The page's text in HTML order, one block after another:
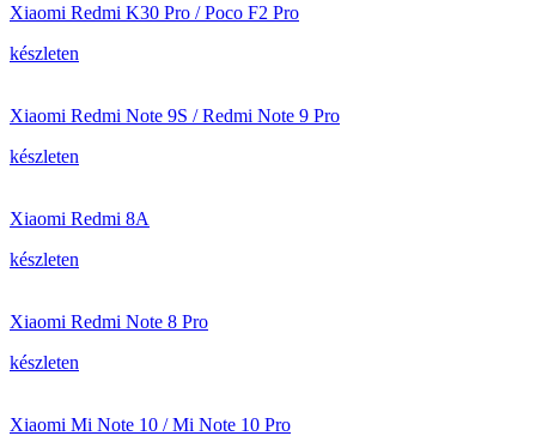
Xiaomi Redmi K30 Pro / Poco F2 Pro
készleten
Xiaomi Redmi Note 9S / Redmi Note 9 Pro
készleten
Xiaomi Redmi 8A
készleten
Xiaomi Redmi Note 8 Pro
készleten
Xiaomi Mi Note 10 / Mi Note 10 Pro